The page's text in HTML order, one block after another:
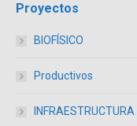
Proyectos
BIOFÍSICO
Productivos
INFRAESTRUCTURA